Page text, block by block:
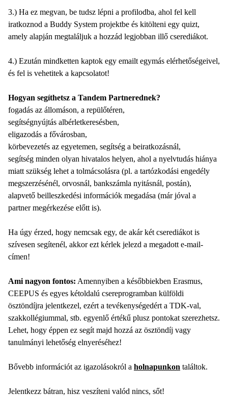
3.) Ha ez megvan, be tudsz lépni a profilodba, ahol fel kell
iratkoznod a Buddy System projektbe és kitölteni egy quizt,
amely alapján megtaláljuk a hozzád legjobban illő cserediákot.
4.) Ezután mindketten kaptok egy emailt egymás elérhetőségeivel,
és fel is vehetitek a kapcsolatot!
Hogyan segíthetsz a Tandem Partnerednek?
fogadás az állomáson, a repülőtéren,
segítségnyújtás albérletkeresésben,
eligazodás a fővárosban,
körbevezetés az egyetemen, segítség a beiratkozásnál,
segítség minden olyan hivatalos helyen, ahol a nyelvtudás hiánya
miatt szükség lehet a tolmácsolásra (pl. a tartózkodási engedély
megszerzésénél, orvosnál, bankszámla nyitásnál, postán),
alapvető beilleszkedési információk megadása (már jóval a
partner megérkezése előtt is).
Ha úgy érzed, hogy nemcsak egy, de akár két cserediákot is
szívesen segítenél, akkor ezt kérlek jelezd a megadott e-mail-
címen!
Ami nagyon fontos: Amennyiben a későbbiekben Erasmus,
CEEPUS és egyes kétoldalú csereprogramban külföldi
ösztöndíjra jelentkezel, ezért a tevékenységedért a TDK-val,
szakkollégiummal, stb. egyenlő értékű plusz pontokat szerezhetsz.
Lehet, hogy éppen ez segít majd hozzá az ösztöndíj vagy
tanulmányi lehetőség elnyeréséhez!
Bővebb információt az igazolásokról a holnapunkon találtok.
Jelentkezz bátran, hisz veszíteni valód nincs, sőt!